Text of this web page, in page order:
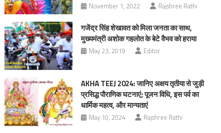
November 1, 2022 Rajshree Rathi
गजेंद्र सिंह शेखावत को मिला जनता का साथ,
मुख्यमंत्री अशोक गहलोत के बेटे वैभव को हराया
May 23, 2019 Editor
AKHA TEEJ 2024: जानिए अक्षय तृतीया से जुड़ी
प्रसिद्ध पौराणिक घटनाएं; पूजन विधि, इस पर्व का
धार्मिक महत्व, और मान्यताएं
May 10, 2024 Rajshree Rathi